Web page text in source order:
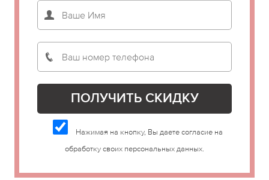
Нажимая на кнопку, Вы даете согласие на
обработку своих персональных данных.